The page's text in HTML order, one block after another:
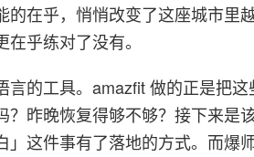
的在乎，悄悄改变了这座城市里
乎练对了没有。
言的工具。amazfit 做的正是把
？昨晚恢复得够不够？接下来是
」这件事有了落地的方式。而爆